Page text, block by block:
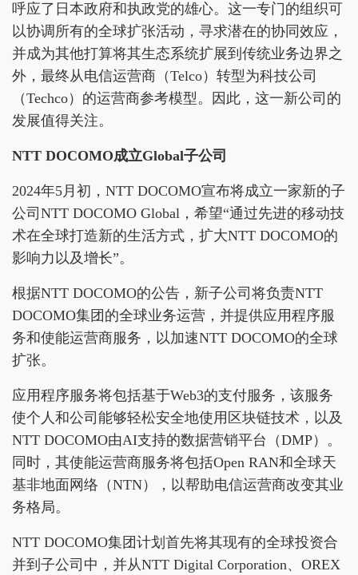
呼应了日本政府和执政党的雄心。这一专门的组织可
以协调所有的全球扩张活动，寻求潜在的协同效应，
并成为其他打算将其生态系统扩展到传统业务边界之
外，最终从电信运营商（Telco）转型为科技公司
（Techco）的运营商参考模型。因此，这一新公司的
发展值得关注。
NTT DOCOMO成立Global子公司
2024年5月初，NTT DOCOMO宣布将成立一家新的子
公司NTT DOCOMO Global，希望“通过先进的移动技
术在全球打造新的生活方式，扩大NTT DOCOMO的
影响力以及增长”。
根据NTT DOCOMO的公告，新子公司将负责NTT
DOCOMO集团的全球业务运营，并提供应用程序服
务和使能运营商服务，以加速NTT DOCOMO的全球
扩张。
应用程序服务将包括基于Web3的支付服务，该服务
使个人和公司能够轻松安全地使用区块链技术，以及
NTT DOCOMO由AI支持的数据营销平台（DMP）。
同时，其使能运营商服务将包括Open RAN和全球天
基非地面网络（NTN），以帮助电信运营商改变其业
务格局。
NTT DOCOMO集团计划首先将其现有的全球投资合
并到子公司中，并从NTT Digital Corporation、OREX